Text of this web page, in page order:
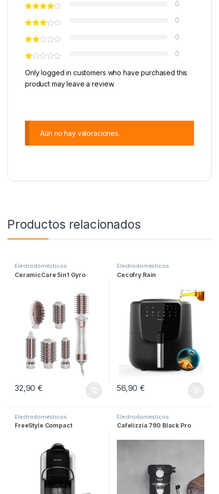
0
0
0
0
Only logged in customers who have purchased this
product may leave a review.
Aún no hay valoraciones.
Productos relacionados
Electrodomésticos
CeramicCare 5in1 Gyro
32,90€
Electrodomésticos
Cecofry Rain
56,90€
Electrodomésticos
FreeStyle Compact
Electrodomésticos
Cafelizzia 790 Black Pro